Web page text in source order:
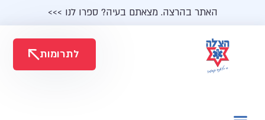
האתר בהרצה. מצאתם בעיה? ספרו לנו >>>
לתרומות